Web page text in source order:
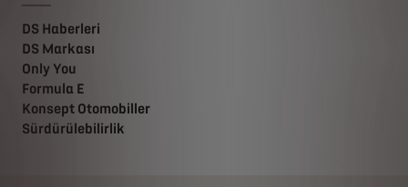
DS Haberleri
DS Markası
Only You
Formula E
Konsept Otomobiller
Sürdürülebilirlik